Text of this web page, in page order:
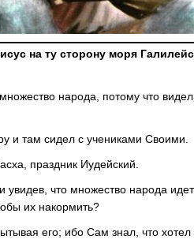
на ту сторону моря
народа, потому что
и там сидел с учениками Своими.
праздник Иудейский.
увидев, что множество народа
их накормить?
его; ибо Сам знал, что хотел